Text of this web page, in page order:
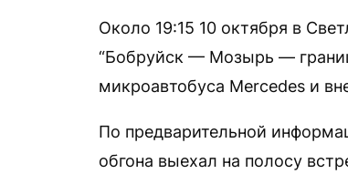
Около 19:15 10 октября в
“Бобруйск — Мозырь —
микроавтобуса Mercedes и
По предварительной
обгона выехал на полосу